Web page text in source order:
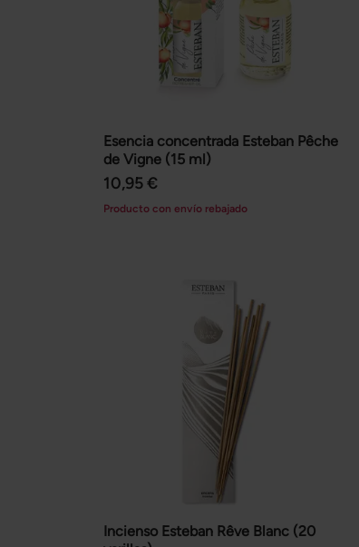
Esencia concentrada Esteban Pêche
de Vigne (15 ml)
10,95 €
Producto con envío rebajado
Incienso Esteban Rêve Blanc (20